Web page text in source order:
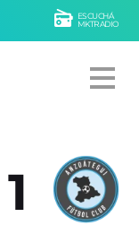
ESCUCHÁ
MKTRADIO
1